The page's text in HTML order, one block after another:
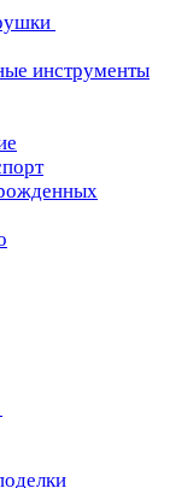
инструменты